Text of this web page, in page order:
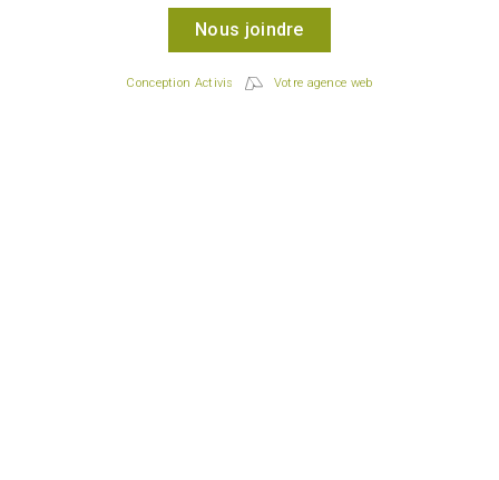
Nous joindre
Conception Activis Votre agence web